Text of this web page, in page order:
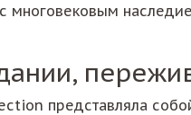
многовековым
представляла